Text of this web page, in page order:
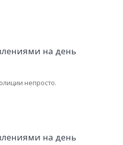
непросто.